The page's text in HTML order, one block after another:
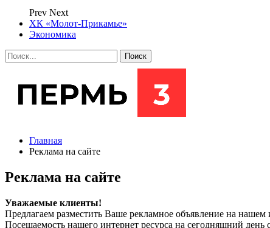
Prev Next
ХК «Молот-Прикамье»
Экономика
Главная
Реклама на сайте
Реклама на сайте
Уважаемые клиенты!
Предлагаем разместить Ваше рекламное объявление на
Посещаемость нашего интернет ресурса на сегодняшний день